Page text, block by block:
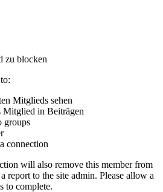
zu blocken
Mitglieds sehen
Mitglied in Beiträgen
groups
connection
will also remove this member from
report to the site admin. Please allow a
to complete.